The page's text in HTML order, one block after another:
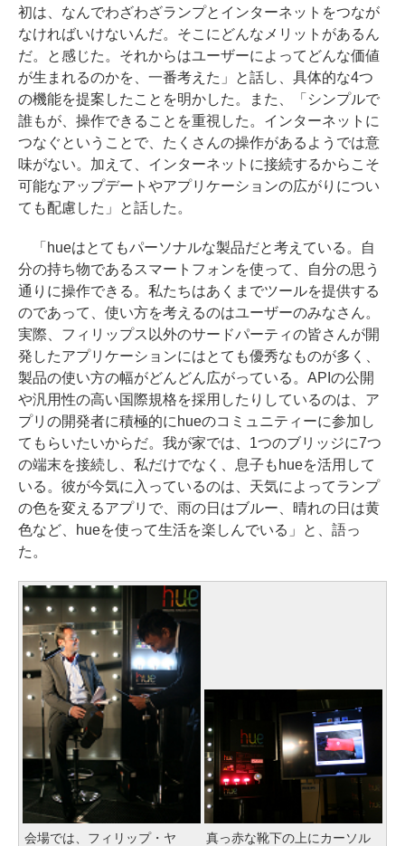
初は、なんでわざわざランプとインターネットをつなが
なければいけないんだ。そこにどんなメリットがあるん
だ。と感じた。それからはユーザーによってどんな価値
が生まれるのかを、一番考えた」と話し、具体的な4つ
の機能を提案したことを明かした。また、「シンプルで
誰もが、操作できることを重視した。インターネットに
つなぐということで、たくさんの操作があるようでは意
味がない。加えて、インターネットに接続するからこそ
可能なアップデートやアプリケーションの広がりについ
ても配慮した」と話した。
「hueはとてもパーソナルな製品だと考えている。自
分の持ち物であるスマートフォンを使って、自分の思う
通りに操作できる。私たちはあくまでツールを提供する
のであって、使い方を考えるのはユーザーのみなさん。
実際、フィリップス以外のサードパーティの皆さんが開
発したアプリケーションにはとても優秀なものが多く、
製品の使い方の幅がどんどん広がっている。APIの公開
や汎用性の高い国際規格を採用したりしているのは、ア
プリの開発者に積極的にhueのコミュニティーに参加し
てもらいたいからだ。我が家では、1つのブリッジに7つ
の端末を接続し、私だけでなく、息子もhueを活用して
いる。彼が今気に入っているのは、天気によってランプ
の色を変えるアプリで、雨の日はブルー、晴れの日は黄
色など、hueを使って生活を楽しんでいる」と、語っ
た。
会場では、フィリップ・ヤ 真っ赤な靴下の上にカーソル